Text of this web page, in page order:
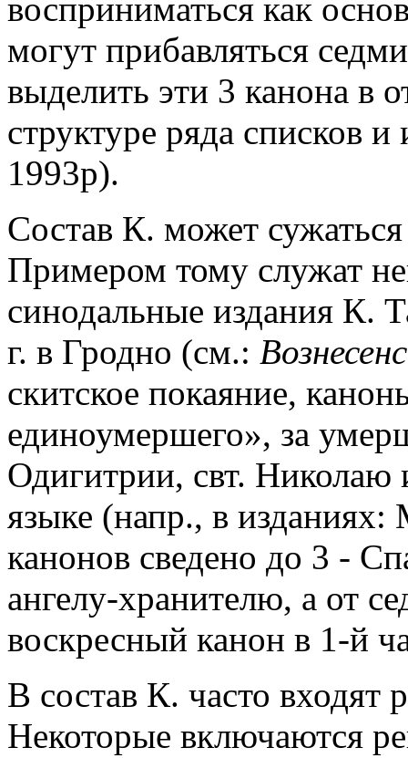
восприниматься как
могут прибавляться
выделить эти 3 канона в
структуре ряда
1993р).
Состав К. может
Примером тому служат
синодальные издания К.
г. в Гродно (см.:
скитское покаяние,
единоумершего», за
Одигитрии, свт. Николаю
языке (напр., в
канонов сведено до 3 -
ангелу-хранителю, а от
воскресный канон в 1-й
В состав К. часто входят
Некоторые включаются